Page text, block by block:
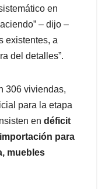
en
– dijo –
existentes, a
del detalles”.
306 viviendas,
para la etapa
en déficit
para
muebles